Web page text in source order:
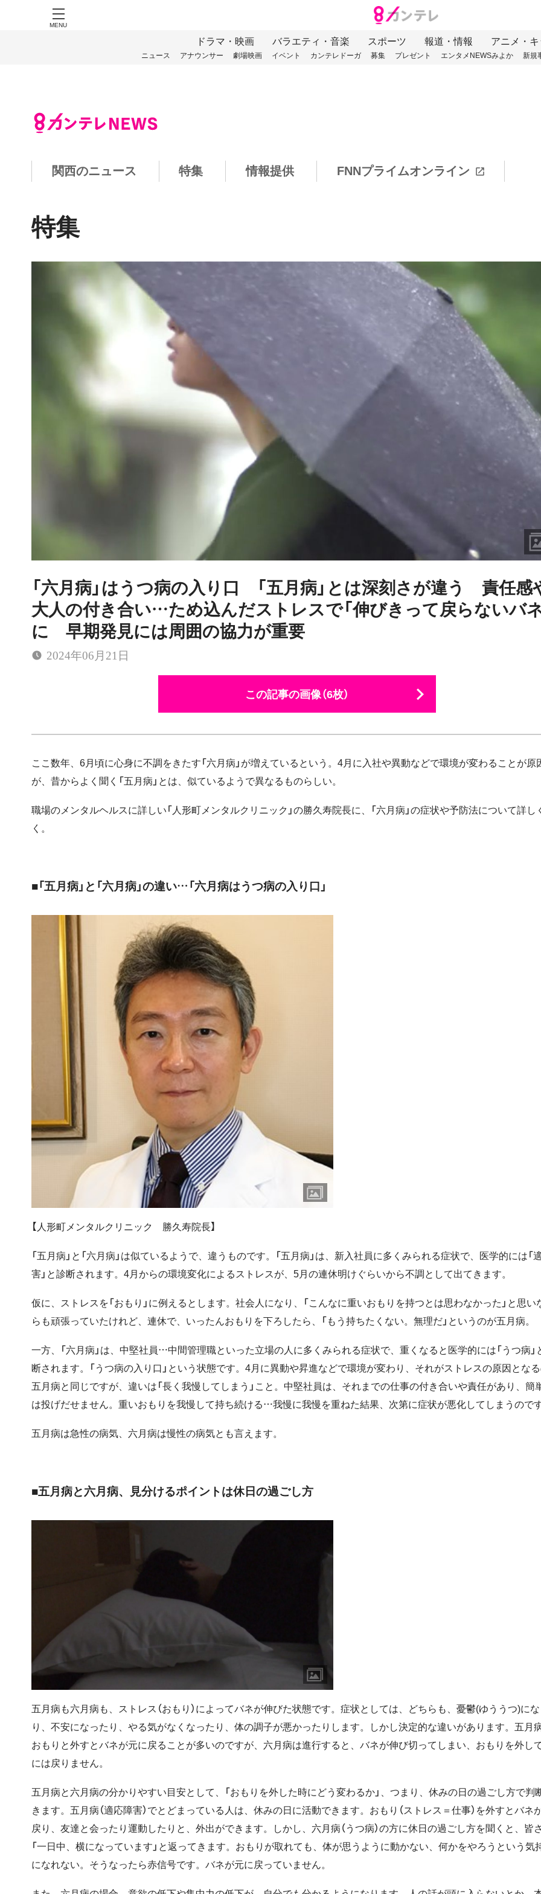
MENU
ドラマ・映画 バラエティ・音楽 スポーツ 報道・情報 アニメ・
ニュース アナウンサー 劇場映画 イベント カンテレドーガ 募集 プレゼント エンタメNEWSみよか 新規
関西のニュース 特集 情報提供 FNNプライムオンライン
特集
「六月病」はうつ病の入り口 「五月病」とは深刻さが違う 責任感
大人の付き合い…ため込んだストレスで「伸びきって戻らないバネ
に 早期発見には周囲の協力が重要
2024年06月21日
この記事の画像（6枚）
ここ数年、6月頃に心身に不調をきたす「六月病」が増えているという。4月に入社や異動などで環境が変わることが原
が、昔からよく聞く「五月病」とは、似ているようで異なるものらしい。
職場のメンタルヘルスに詳しい「人形町メンタルクリニック」の勝久寿院長に、「六月病」の症状や予防法について詳し
く。
■「五月病」と「六月病」の違い…「六月病はうつ病の入り口」
【人形町メンタルクリニック 勝久寿院長】
「五月病」と「六月病」は似ているようで、違うものです。「五月病」は、新入社員に多くみられる症状で、医学的には「
害」と診断されます。4月からの環境変化によるストレスが、5月の連休明けぐらいから不調として出てきます。
仮に、ストレスを「おもり」に例えるとします。社会人になり、「こんなに重いおもりを持つとは思わなかった」と思い
らも頑張っていたけれど、連休で、いったんおもりを下ろしたら、「もう持ちたくない。無理だ」というのが五月病。
一方、「六月病」は、中堅社員…中間管理職といった立場の人に多くみられる症状で、重くなると医学的には「うつ病」
断されます。「うつ病の入り口」という状態です。4月に異動や昇進などで環境が変わり、それがストレスの原因とな
五月病と同じですが、違いは「長く我慢してしまう」こと。中堅社員は、それまでの仕事の付き合いや責任があり、簡
は投げだせません。重いおもりを我慢して持ち続ける…我慢に我慢を重ねた結果、次第に症状が悪化してしまうのです
五月病は急性の病気、六月病は慢性の病気とも言えます。
■五月病と六月病、見分けるポイントは休日の過ごし方
五月病も六月病も、ストレス（おもり）によってバネが伸びた状態です。症状としては、どちらも、憂鬱(ゆううつ)に
り、不安になったり、やる気がなくなったり、体の調子が悪かったりします。しかし決定的な違いがあります。五月病
おもりと外すとバネが元に戻ることが多いのですが、六月病は進行すると、バネが伸び切ってしまい、おもりを外し
には戻りません。
五月病と六月病の分かりやすい目安として、「おもりを外した時にどう変わるか」、つまり、休みの日の過ごし方で判
きます。五月病（適応障害）でとどまっている人は、休みの日に活動できます。おもり（ストレス＝仕事）を外すとバネ
戻り、友達と会ったり運動したりと、外出ができます。しかし、六月病（うつ病）の方に休日の過ごし方を聞くと、皆さ
「一日中、横になっています」と返ってきます。おもりが取れても、体が思うように動かない、何かをやろうという気
になれない。そうなったら赤信号です。バネが元に戻っていません。